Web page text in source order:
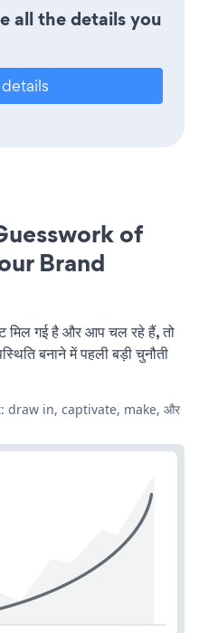
all the details you
of
Brand
मिल गई है और आप चल रहे हैं, तो
बनाने में पहली बड़ी चुनौती
draw in, captivate, make, और